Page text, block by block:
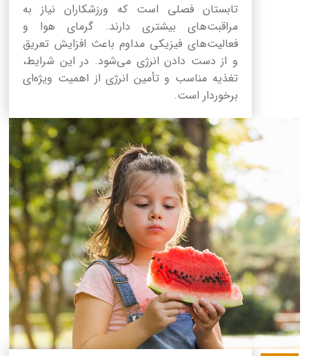
تابستان فصلی است که ورزشکاران نیاز به
مراقبت‌های بیشتری دارند. گرمای هوا و
فعالیت‌های فیزیکی مداوم باعث افزایش تعریق
و از دست دادن انرژی می‌شود. در این شرایط،
تغذیه مناسب و تأمین انرژی از اهمیت ویژه‌ای
برخوردار است.